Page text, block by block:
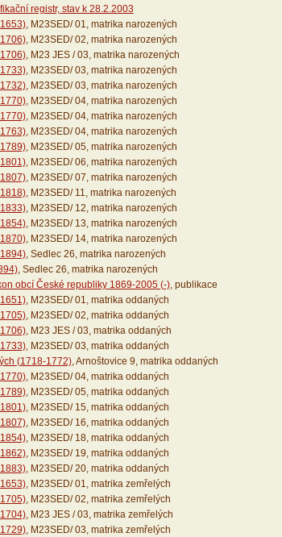
registr, stav k 28.2.2003
, M23SED/ 01, matrika narozených
, M23SED/ 02, matrika narozených
, M23 JES / 03, matrika narozených
, M23SED/ 03, matrika narozených
, M23SED/ 03, matrika narozených
, M23SED/ 04, matrika narozených
, M23SED/ 04, matrika narozených
, M23SED/ 04, matrika narozených
, M23SED/ 05, matrika narozených
, M23SED/ 06, matrika narozených
, M23SED/ 07, matrika narozených
, M23SED/ 11, matrika narozených
, M23SED/ 12, matrika narozených
, M23SED/ 13, matrika narozených
, M23SED/ 14, matrika narozených
, Sedlec 26, matrika narozených
, Sedlec 26, matrika narozených
obcí České republiky 1869-2005 (-), publikace
, M23SED/ 01, matrika oddaných
, M23SED/ 02, matrika oddaných
, M23 JES / 03, matrika oddaných
, M23SED/ 03, matrika oddaných
(1718-1772), Arnoštovice 9, matrika oddaných
, M23SED/ 04, matrika oddaných
, M23SED/ 05, matrika oddaných
, M23SED/ 15, matrika oddaných
, M23SED/ 16, matrika oddaných
, M23SED/ 18, matrika oddaných
, M23SED/ 19, matrika oddaných
, M23SED/ 20, matrika oddaných
, M23SED/ 01, matrika zemřelých
, M23SED/ 02, matrika zemřelých
, M23 JES / 03, matrika zemřelých
, M23SED/ 03, matrika zemřelých